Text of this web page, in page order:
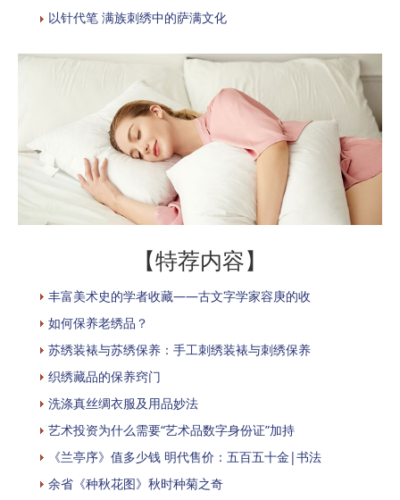
以针代笔 满族刺绣中的萨满文化
【特荐内容】
丰富美术史的学者收藏——古文字学家容庚的收
如何保养老绣品？
苏绣装裱与苏绣保养：手工刺绣装裱与刺绣保养
织绣藏品的保养窍门
洗涤真丝绸衣服及用品妙法
艺术投资为什么需要“艺术品数字身份证”加持
《兰亭序》值多少钱 明代售价：五百五十金|书法
余省《种秋花图》秋时种菊之奇